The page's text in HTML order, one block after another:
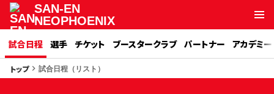
SAN-EN
NEOPHOENIX
試合日程 選手 チケット ブースタークラブ パートナー アカデミー
トップkeyboard_arrow_right 試合日程（リスト）